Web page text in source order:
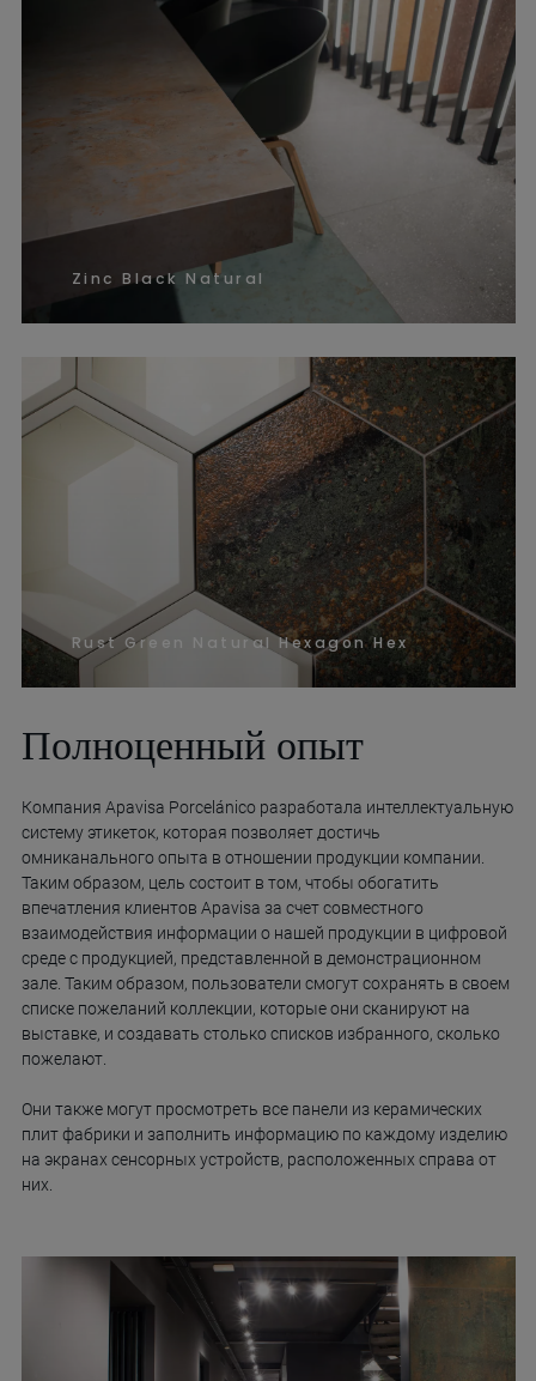
Zinc Black Natural
Rust Green Natural Hexagon Hex
Полноценный опыт
Компания Apavisa Porcelánico разработала интеллектуальную
систему этикеток, которая позволяет достичь
омниканального опыта в отношении продукции компании.
Таким образом, цель состоит в том, чтобы обогатить
впечатления клиентов Apavisa за счет совместного
взаимодействия информации о нашей продукции в цифровой
среде с продукцией, представленной в демонстрационном
зале. Таким образом, пользователи смогут сохранять в своем
списке пожеланий коллекции, которые они сканируют на
выставке, и создавать столько списков избранного, сколько
пожелают.
Они также могут просмотреть все панели из керамических
плит фабрики и заполнить информацию по каждому изделию
на экранах сенсорных устройств, расположенных справа от
них.